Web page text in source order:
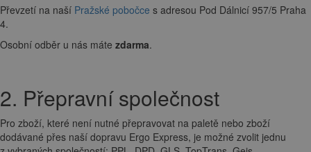
Převzetí na naší Pražské pobočce s adresou Pod Dálnicí 957/5 Praha
4.
Osobní odběr u nás máte zdarma.
2. Přepravní společnost
Pro zboží, které není nutné přepravovat na paletě nebo zboží
dodávané přes naší dopravu Ergo Express, je možné zvolit jednu